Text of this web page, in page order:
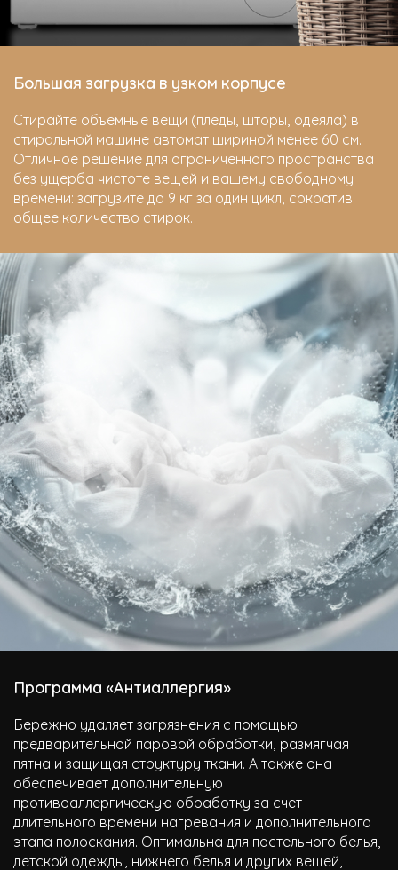
Большая загрузка в узком корпусе
Стирайте объемные вещи (пледы, шторы, одеяла) в
стиральной машине автомат шириной менее 60 см.
Отличное решение для ограниченного пространства
без ущерба чистоте вещей и вашему свободному
времени: загрузите до 9 кг за один цикл, сократив
общее количество стирок.
Программа «Антиаллергия»
Бережно удаляет загрязнения с помощью
предварительной паровой обработки, размягчая
пятна и защищая структуру ткани. А также она
обеспечивает дополнительную
противоаллергическую обработку за счет
длительного времени нагревания и дополнительного
этапа полоскания. Оптимальна для постельного белья,
детской одежды, нижнего белья и других вещей,